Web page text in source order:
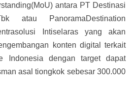
antara PT Destinasi
atau PanoramaDestination
Intiselaras yang akan
konten digital terkait
Indonesia dengan target dapat
asal tiongkok sebesar 300.000